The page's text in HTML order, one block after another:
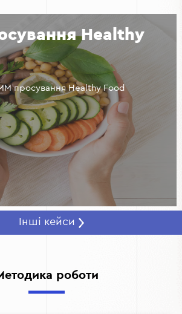
Healthy
просування Healthy Food
Інші кейси
роботи